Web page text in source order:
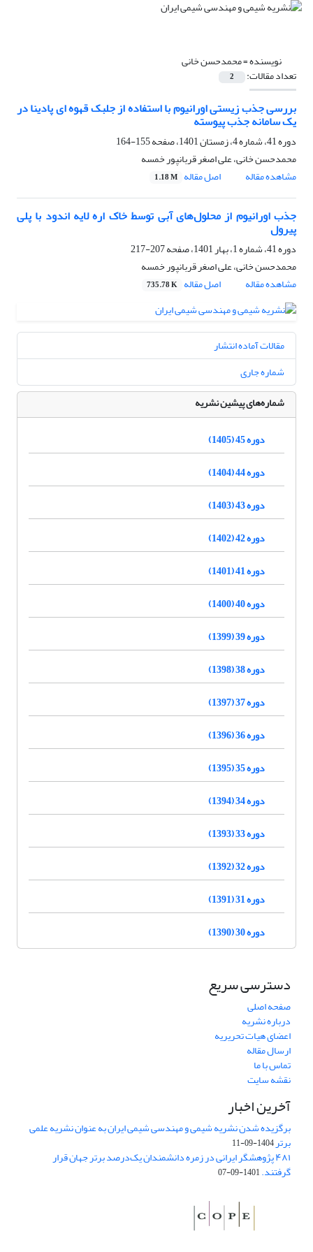
نویسنده =محمدحسن خانی
تعداد مقالات: 2
بررسی جذب زیستی اورانیوم با استفاده از جلبک قهوه ای پادینا در
یک سامانه جذب پیوسته
دوره 41، شماره 4، زمستان 1401، صفحه
155-164
محمدحسن خانی، علی اصغر قربانپور خمسه
مشاهده مقاله
اصل مقاله 1.18 M
جذب اورانیوم از محلول‌های آبی توسط خاک اره لایه اندود با پلی
پیرول
دوره 41، شماره 1، بهار 1401، صفحه
207-217
محمدحسن خانی، علی اصغر قربانپور خمسه
مشاهده مقاله
اصل مقاله 735.78 K
مقالات آماده انتشار
شماره جاری
شماره‌های پیشین نشریه
دوره 45 (1405)
دوره 44 (1404)
دوره 43 (1403)
دوره 42 (1402)
دوره 41 (1401)
دوره 40 (1400)
دوره 39 (1399)
دوره 38 (1398)
دوره 37 (1397)
دوره 36 (1396)
دوره 35 (1395)
دوره 34 (1394)
دوره 33 (1393)
دوره 32 (1392)
دوره 31 (1391)
دوره 30 (1390)
دسترسی سریع
صفحه اصلی
درباره نشریه
اعضای هیات تحریریه
ارسال مقاله
تماس با ما
نقشه سایت
آخرین اخبار
برگزیده شدن نشریه شیمی و مهندسی شیمی ایران به عنوان نشریه علمی
برتر1404-09-11
۴۸۱ پژوهشگر ایرانی در زمره دانشمندان یک‌درصد برتر جهان قرار
گرفتند.1401-09-07